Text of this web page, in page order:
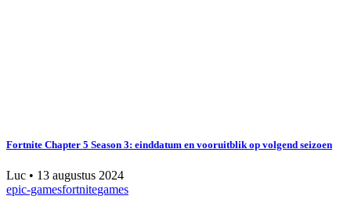
Fortnite Chapter 5 Season 3: einddatum en vooruitblik op volgend seizoen
Luc • 13 augustus 2024
epic-gamesfortnitegames